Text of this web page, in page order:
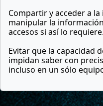
Compartir y acceder a
manipular la
accesos si así lo
Evitar que la capacidad
impidan saber con
incluso en un sólo